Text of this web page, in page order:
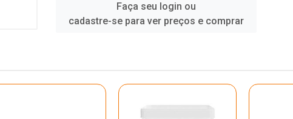
Faça seu login ou
cadastre-se para ver preços e comprar